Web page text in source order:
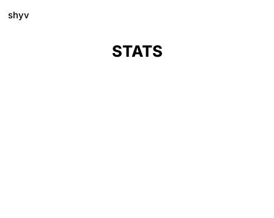
shyv
STATS